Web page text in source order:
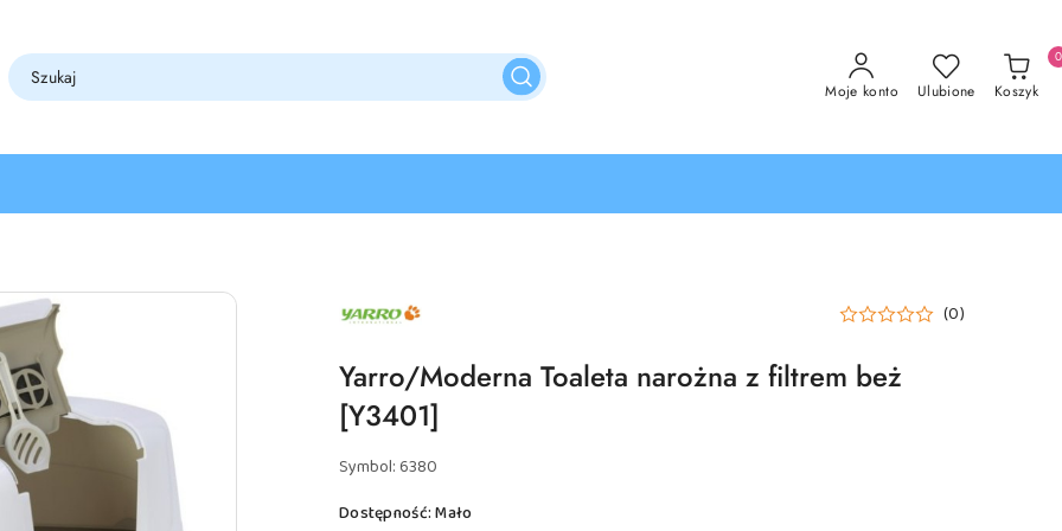
Moje konto Ulubione Koszyk
0
PRODUCENTA:
YARRO
(0)
Yarro/Moderna Toaleta narożna z filtrem beż
[Y3401]
Symbol:6380
Dostępność:Mało